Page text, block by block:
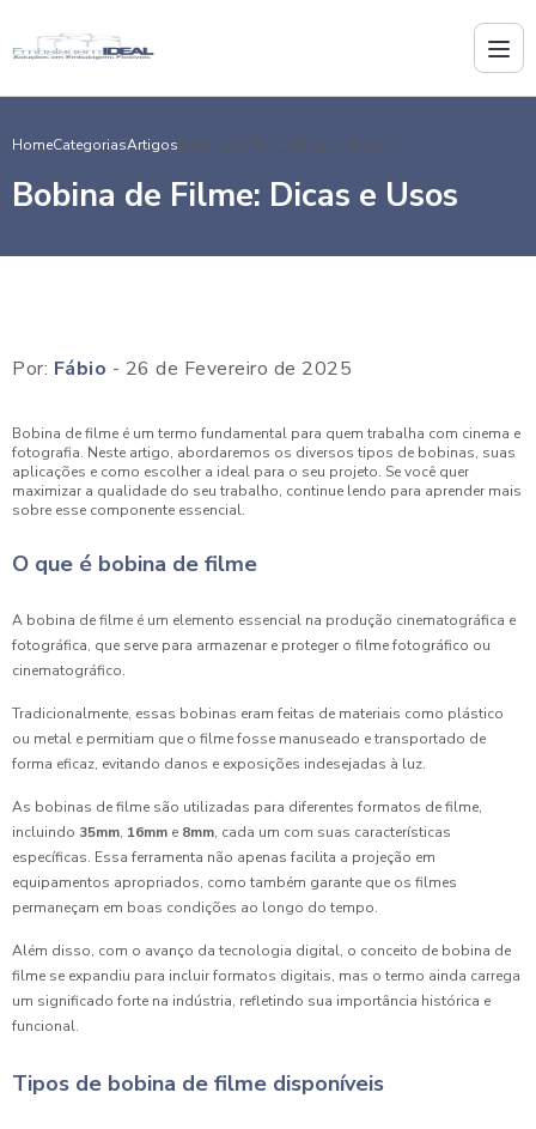
HomeCategoriasArtigosBobina de Filme: Dicas e Usos
Bobina de Filme: Dicas e Usos
Por: Fábio - 26 de Fevereiro de 2025
Bobina de filme é um termo fundamental para quem trabalha com cinema e
fotografia. Neste artigo, abordaremos os diversos tipos de bobinas, suas
aplicações e como escolher a ideal para o seu projeto. Se você quer
maximizar a qualidade do seu trabalho, continue lendo para aprender mais
sobre esse componente essencial.
O que é bobina de filme
A bobina de filme é um elemento essencial na produção cinematográfica e
fotográfica, que serve para armazenar e proteger o filme fotográfico ou
cinematográfico.
Tradicionalmente, essas bobinas eram feitas de materiais como plástico
ou metal e permitiam que o filme fosse manuseado e transportado de
forma eficaz, evitando danos e exposições indesejadas à luz.
As bobinas de filme são utilizadas para diferentes formatos de filme,
incluindo 35mm, 16mm e 8mm, cada um com suas características
específicas. Essa ferramenta não apenas facilita a projeção em
equipamentos apropriados, como também garante que os filmes
permaneçam em boas condições ao longo do tempo.
Além disso, com o avanço da tecnologia digital, o conceito de bobina de
filme se expandiu para incluir formatos digitais, mas o termo ainda carrega
um significado forte na indústria, refletindo sua importância histórica e
funcional.
Tipos de bobina de filme disponíveis